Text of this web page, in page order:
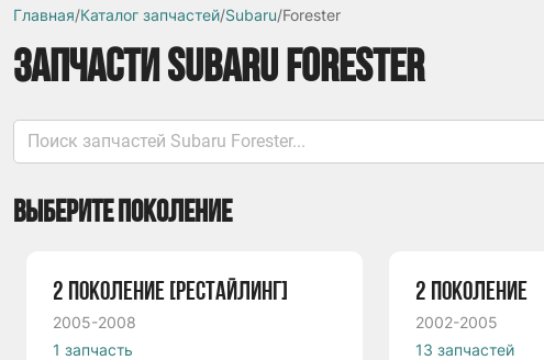
Главная/Каталог запчастей/Subaru/Forester
ЗАПЧАСТИ SUBARU FORESTER
ВЫБЕРИТЕ ПОКОЛЕНИЕ
2 ПОКОЛЕНИЕ [РЕСТАЙЛИНГ]
2005-2008
1 запчасть
2 ПОКОЛЕНИЕ
2002-2005
13 запчастей